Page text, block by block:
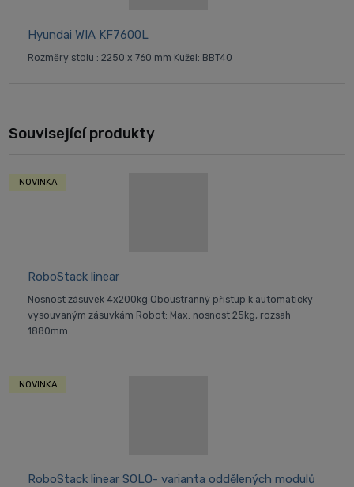
Hyundai WIA KF7600L
Rozměry stolu : 2250 x 760 mm Kužel: BBT40
Související produkty
RoboStack linear
Nosnost zásuvek 4x200kg Oboustranný přístup k automaticky
vysouvaným zásuvkám Robot: Max. nosnost 25kg, rozsah
1880mm
NOVINKA
RoboStack linear SOLO- varianta oddělených modulů
NOVINKA